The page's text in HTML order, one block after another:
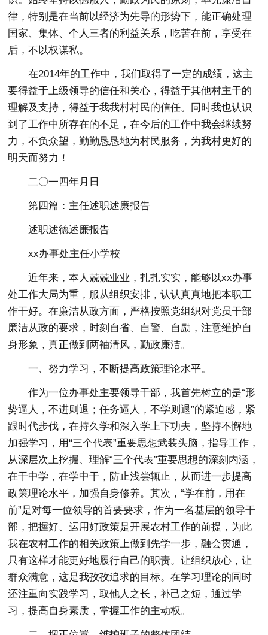
律，特别是在当前以经济为先导的形势下，能正确处理
国家、集体、个人三者的利益关系，吃苦在前，享受在
后，不以权谋私。
在2014年的工作中，我们取得了一定的成绩，这主
要得益于上级领导的信任和关心，得益于其他村主干的
理解及支持，得益于我我村村民的信任。同时我也认识
到了工作中所存在的不足，在今后的工作中我会继续努
力，不负众望，勤勤恳恳地为村民服务，为我村更好的
明天而努力！
二〇一四年月日
第四篇：主任述职述廉报告
述职述德述廉报告
xx办事处主任小学校
近年来，本人兢兢业业，扎扎实实，能够以xx办事
处工作大局为重，服从组织安排，认认真真地把本职工
作干好。在廉洁从政方面，严格按照党组织对党员干部
廉洁从政的要求，时刻自省、自警、自励，注意维护自
身形象，真正做到两袖清风，勤政廉洁。
一、努力学习，不断提高政策理论水平。
作为一位办事处主要领导干部，我首先树立的是“形
势逼人，不进则退；任务逼人，不学则退”的紧迫感，紧
跟时代步伐，在持久学和深入学上下功夫，坚持不懈地
加强学习，用“三个代表”重要思想武装头脑，指导工作，
从深层次上挖掘、理解“三个代表”重要思想的深刻内涵，
在干中学，在学中干，防止浅尝辄止，从而进一步提高
政策理论水平，加强自身修养。其次，“学在前，用在
前”是对每一位领导的首要要求，作为一名基层的领导干
部，把握好、运用好政策是开展农村工作的前提，为此
我在农村工作的相关政策上做到先学一步，融会贯通，
只有这样才能更好地履行自己的职责。让组织放心，让
群众满意，这是我孜孜追求的目标。在学习理论的同时
还注重向实践学习，取他人之长，补己之短，通过学
习，提高自身素质，掌握工作的主动权。